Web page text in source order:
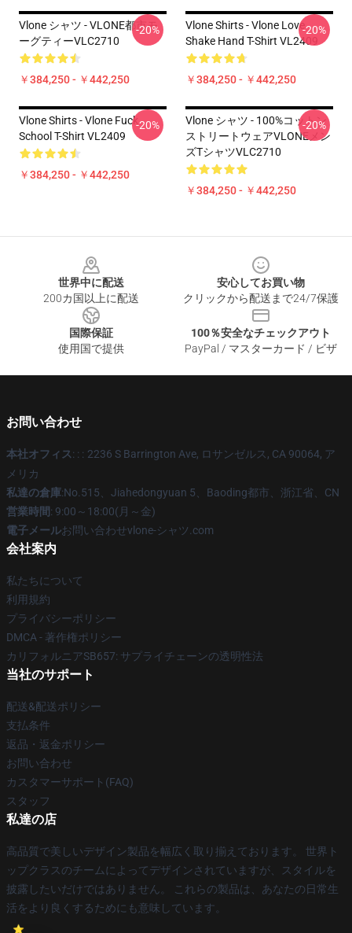
Vlone シャツ - VLONE都市モ
ーグティーVLC2710
￥384,250 - ￥442,250
-20%
Vlone Shirts - Vlone Love
Shake Hand T-Shirt VL2409
￥384,250 - ￥442,250
-20%
Vlone Shirts - Vlone Fuck
School T-Shirt VL2409
￥384,250 - ￥442,250
-20%
Vlone シャツ - 100%コットン
ストリートウェアVLONEメン
ズTシャツVLC2710
￥384,250 - ￥442,250
-20%
世界中に配送
200カ国以上に配送
安心してお買い物
クリックから配送まで24/7保護
国際保証
使用国で提供
100％安全なチェックアウト
PayPal / マスターカード / ビザ
お問い合わせ
本社オフィス: : : 2236 S Barrington Ave, ロサンゼルス, CA 90064, ア
メリカ
私達の倉庫:No.515、Jiahedongyuan 5、Baoding都市、浙江省、CN
営業時間: 9:00～18:00(月～金)
電子メールお問い合わせvlone-シャツ.com
会社案内
私たちについて
利用規約
プライバシーポリシー
DMCA - 著作権ポリシー
カリフォルニアSB657: サプライチェーンの透明性法
当社のサポート
配送&配送ポリシー
支払条件
返品・返金ポリシー
お問い合わせ
カスタマーサポート(FAQ)
スタッフ
私達の店
高品質で美しいデザイン製品を幅広く取り揃えております。 世界ト
ップクラスのチームによってデザインされていますが、スタイルを
披露したいだけではありません。 これらの製品は、あなたの日常生
活をより良くするためにも意味しています。